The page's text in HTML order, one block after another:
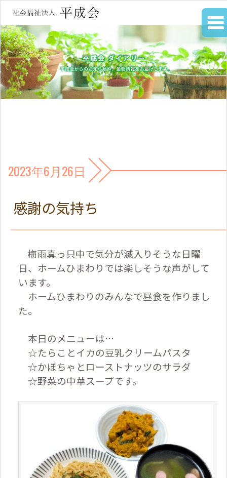
2023年6月26日
感謝の気持ち
梅雨真っ只中で気分が滅入りそうな日曜
日、ホームひまわりでは楽しそうな声がして
います。
ホームひまわりのみんなで昼食を作りまし
た。
本日のメニューは…
☆たらことイカの豆乳クリームパスタ
☆かぼちゃとローストナッツのサラダ
☆野菜の中華スープです。